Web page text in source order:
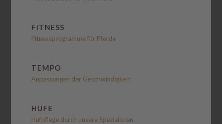
FITNESS
Fitnessprogramme für Pferde
TEMPO
Anpassungen der Geschwindigkeit
HUFE
Hufpflege durch unsere Spezialisten